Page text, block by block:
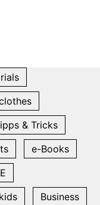
& Tricks
e-Books
Business